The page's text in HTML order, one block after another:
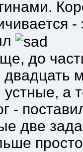
-
до
двадцать
а
-
две